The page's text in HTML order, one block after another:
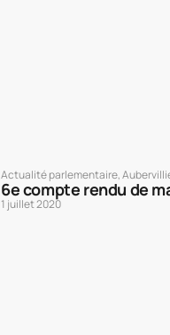
Actualité parlementaire,
6e compte rendu de
1 juillet 2020